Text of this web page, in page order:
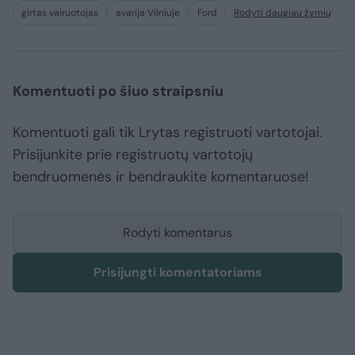
girtas vairuotojas avarija Vilniuje Ford Rodyti daugiau žymių
Komentuoti po šiuo straipsniu
Komentuoti gali tik Lrytas registruoti vartotojai.
Prisijunkite prie registruotų vartotojų
bendruomenės ir bendraukite komentaruose!
Rodyti komentarus
Prisijungti komentatoriams